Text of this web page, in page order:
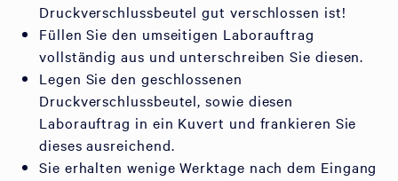
Druckverschlussbeutel gut verschlossen ist!
Füllen Sie den umseitigen Laborauftrag
vollständig aus und unterschreiben Sie diesen.
Legen Sie den geschlossenen
Druckverschlussbeutel, sowie diesen
Laborauftrag in ein Kuvert und frankieren Sie
dieses ausreichend.
Sie erhalten wenige Werktage nach dem Eingang